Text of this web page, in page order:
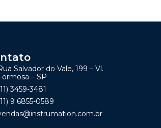
Salvador do Vale, 199 – Vl.
– SP
3459-3481
9 6855-0589